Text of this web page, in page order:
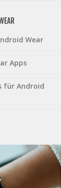
Wear
Apps
für Android